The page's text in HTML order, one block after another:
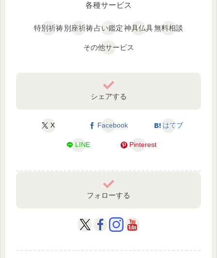
各種サービス
特別祈祷別座祈祷占い鑑定神具仏具無料相談
その他サービス
シェアする
X Facebook はてブ
LINE Pinterest
フォローする